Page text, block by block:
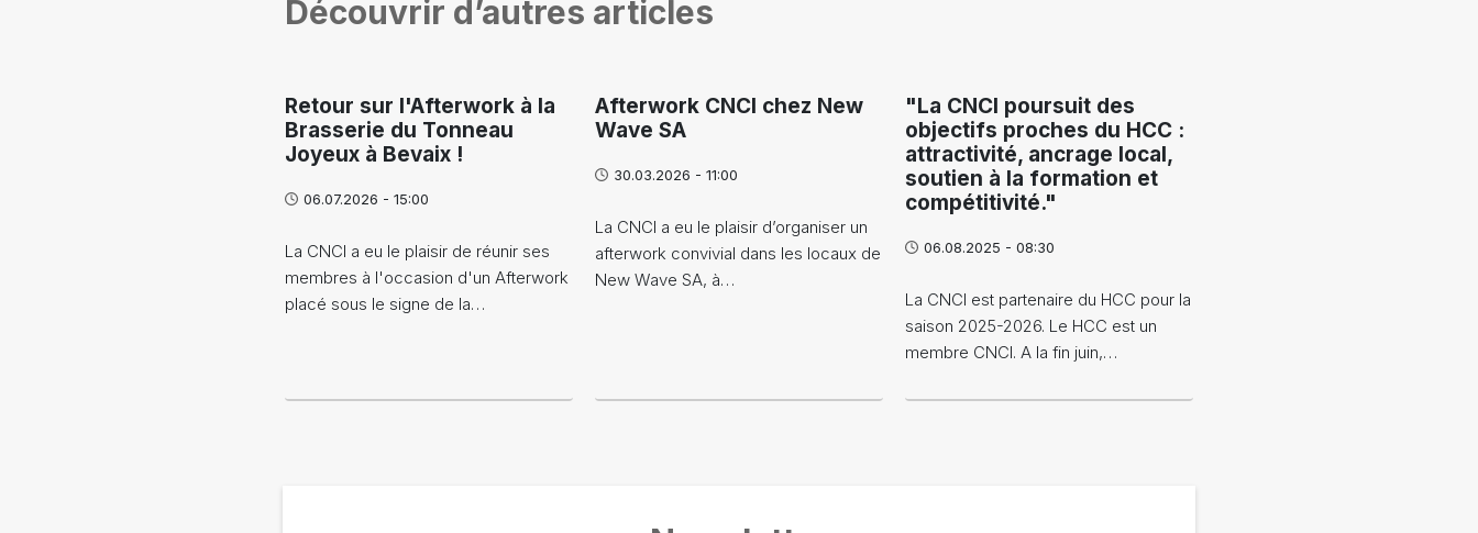
Découvrir d’autres articles
Retour sur l'Afterwork à la
Brasserie du Tonneau
Joyeux à Bevaix !
06.07.2026 - 15:00
La CNCI a eu le plaisir de réunir ses
membres à l'occasion d'un Afterwork
placé sous le signe de la…
Afterwork CNCI chez New
Wave SA
30.03.2026 - 11:00
La CNCI a eu le plaisir d’organiser un
afterwork convivial dans les locaux de
New Wave SA, à…
"La CNCI poursuit des
objectifs proches du HCC :
attractivité, ancrage local,
soutien à la formation et
compétitivité."
06.08.2025 - 08:30
La CNCI est partenaire du HCC pour la
saison 2025-2026. Le HCC est un
membre CNCI. A la fin juin,…